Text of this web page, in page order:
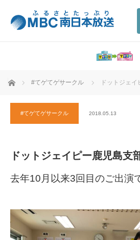
ホーム #てゲてゲサークル ドットジェ
#てゲてゲサークル 2018.05.13
ドットジェイピー鹿児島支
去年10月以来3回目のご出演